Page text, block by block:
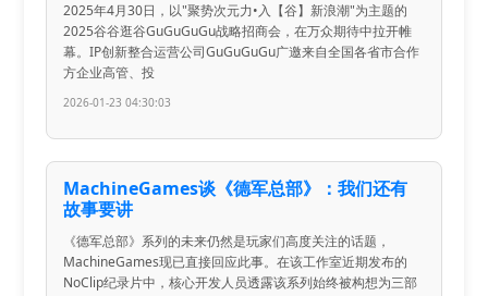
2025年4月30日，以"聚势次元力•入【谷】新浪潮"为主题的
2025谷谷逛谷GuGuGuGu战略招商会，在万众期待中拉开帷
幕。IP创新整合运营公司GuGuGuGu广邀来自全国各省市合作
方企业高管、投
2026-01-23 04:30:03
MachineGames谈《德军总部》：我们还有
故事要讲
《德军总部》系列的未来仍然是玩家们高度关注的话题，
MachineGames现已直接回应此事。在该工作室近期发布的
NoClip纪录片中，核心开发人员透露该系列始终被构想为三部